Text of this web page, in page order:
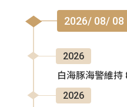
2026/ 08/ 08
2026
白海豚海警維
2026